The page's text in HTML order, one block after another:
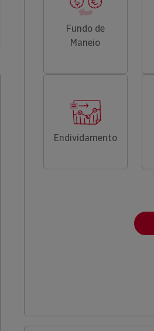
Fundo de
Maneio
Endividamento